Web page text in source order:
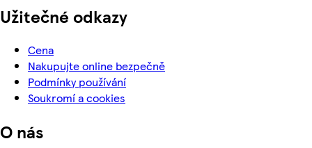
Užitečné odkazy
Cena
Nakupujte online bezpečně
Podmínky používání
Soukromí a cookies
O nás